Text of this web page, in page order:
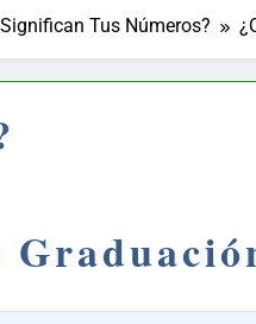
Tus Números?